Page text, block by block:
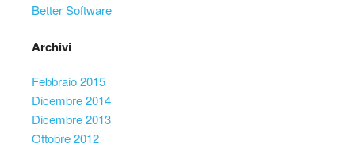
Better Software
Archivi
Febbraio 2015
Dicembre 2014
Dicembre 2013
Ottobre 2012